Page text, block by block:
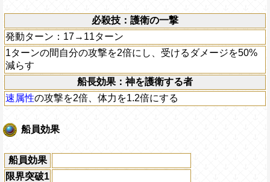
必殺技：護衛の一撃
発動ターン：17→11ターン
1ターンの間自分の攻撃を2倍にし、受けるダメージを50%
減らす
船長効果：神を護衛する者
速属性の攻撃を2倍、体力を1.2倍にする
船員効果
船員効果
限界突破1